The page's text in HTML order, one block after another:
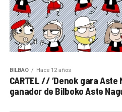
BILBAO Hace 12 años
CARTEL // ‘Denok gara Aste
ganador de Bilboko Aste